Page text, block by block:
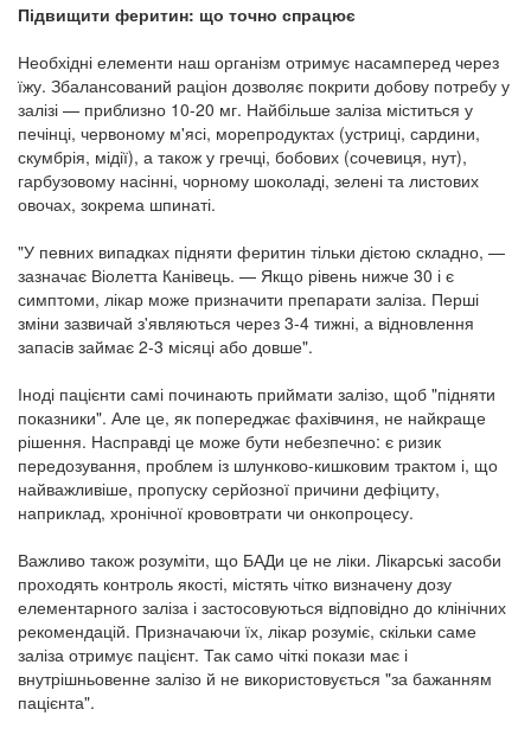
Підвищити феритин: що точно спрацює
Необхідні елементи наш організм отримує насамперед через
їжу. Збалансований раціон дозволяє покрити добову потребу у
залізі — приблизно 10-20 мг. Найбільше заліза міститься у
печінці, червоному м'ясі, морепродуктах (устриці, сардини,
скумбрія, мідії), а також у гречці, бобових (сочевиця, нут),
гарбузовому насінні, чорному шоколаді, зелені та листових
овочах, зокрема шпинаті.
"У певних випадках підняти феритин тільки дієтою складно, —
зазначає Віолетта Канівець. — Якщо рівень нижче 30 і є
симптоми, лікар може призначити препарати заліза. Перші
зміни зазвичай з'являються через 3-4 тижні, а відновлення
запасів займає 2-3 місяці або довше".
Іноді пацієнти самі починають приймати залізо, щоб "підняти
показники". Але це, як попереджає фахівчиня, не найкраще
рішення. Насправді це може бути небезпечно: є ризик
передозування, проблем із шлунково-кишковим трактом і, що
найважливіше, пропуску серйозної причини дефіциту,
наприклад, хронічної крововтрати чи онкопроцесу.
Важливо також розуміти, що БАДи це не ліки. Лікарські засоби
проходять контроль якості, містять чітко визначену дозу
елементарного заліза і застосовуються відповідно до клінічних
рекомендацій. Призначаючи їх, лікар розуміє, скільки саме
заліза отримує пацієнт. Так само чіткі покази має і
внутрішньовенне залізо й не використовується "за бажанням
пацієнта".